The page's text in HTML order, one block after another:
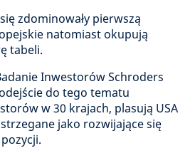
zdominowały pierwszą
natomiast okupują
tabeli.
Inwestorów Schroders
do tego tematu
w 30 krajach, plasują USA
jako rozwijające się